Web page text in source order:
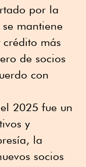
por la
mantiene
más
de socios
con
2025 fue un
y
la
socios